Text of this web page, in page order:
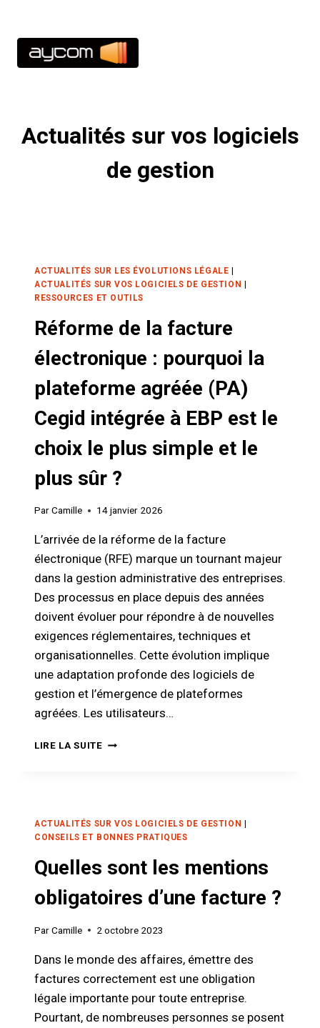
contenu
Actualités sur vos logiciels
de gestion
ACTUALITÉS SUR LES ÉVOLUTIONS LÉGALE
ACTUALITÉS SUR VOS LOGICIELS DE GESTION
RESSOURCES ET OUTILS
Réforme de la facture
électronique : pourquoi la
plateforme agréée (PA)
Cegid intégrée à EBP est le
choix le plus simple et le
plus sûr ?
ParCamille 14 janvier 2026
L’arrivée de la réforme de la facture
électronique (RFE) marque un tournant majeur
dans la gestion administrative des entreprises.
Des processus en place depuis des années
doivent évoluer pour répondre à de nouvelles
exigences réglementaires, techniques et
organisationnelles. Cette évolution implique
une adaptation profonde des logiciels de
gestion et l’émergence de plateformes
agréées. Les utilisateurs…
LIRE LA SUITERÉFORME
POURQUOI
PLATEFORME
AGRÉÉE
(PA)
CEGID
À
EST
LE
CHOIX
ACTUALITÉS SUR VOS LOGICIELS DE GESTION
CONSEILS ET BONNES PRATIQUES
Quelles sont les mentions
obligatoires d’une facture ?
ParCamille 2 octobre 2023
Dans le monde des affaires, émettre des
factures correctement est une obligation
légale importante pour toute entreprise.
Pourtant, de nombreuses personnes se posent